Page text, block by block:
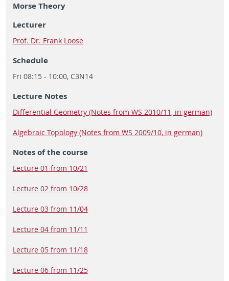
Morse Theory
Lecturer
Prof. Dr. Frank Loose
Schedule
Fri 08:15 - 10:00, C3N14
Lecture Notes
Differential Geometry (Notes from WS 2010/11, in german)
Algebraic Topology (Notes from WS 2009/10, in german)
Notes of the course
Lecture 01 from 10/21
Lecture 02 from 10/28
Lecture 03 from 11/04
Lecture 04 from 11/11
Lecture 05 from 11/18
Lecture 06 from 11/25